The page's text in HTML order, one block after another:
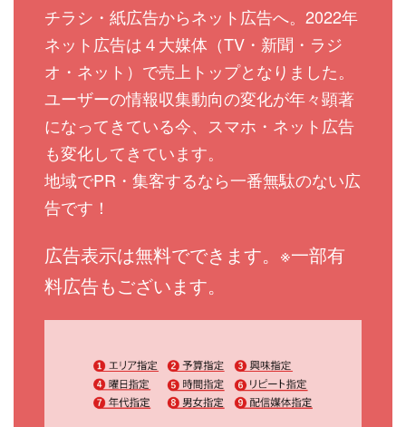
チラシ・紙広告からネット広告へ。2022年
ネット広告は４大媒体（TV・新聞・ラジ
オ・ネット）で売上トップとなりました。
ユーザーの情報収集動向の変化が年々顕著
になってきている今、スマホ・ネット広告
も変化してきています。
地域でPR・集客するなら一番無駄のない広
告です！
広告表示は無料でできます。※一部有
料広告もございます。